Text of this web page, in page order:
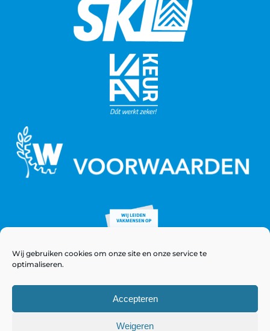
Wij gebruiken cookies om onze site en onze service te
optimaliseren.
Accepteren
Weigeren